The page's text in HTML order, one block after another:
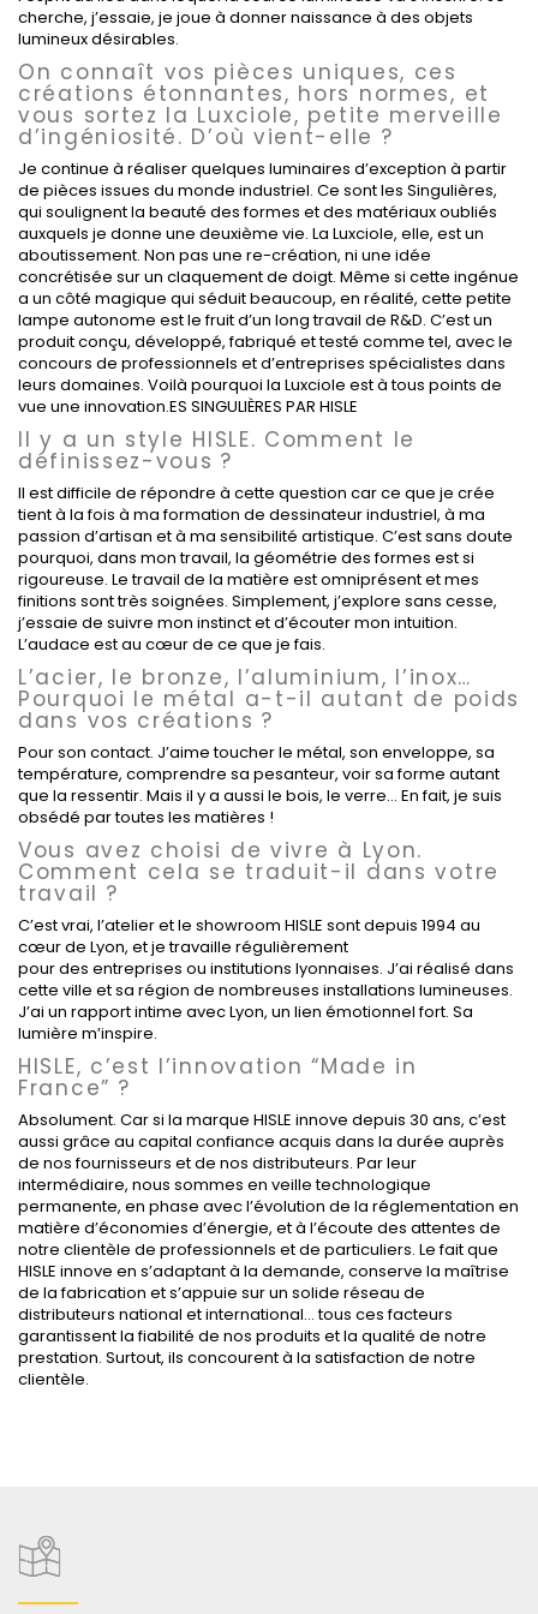
cherche, j’essaie, je joue à donner naissance à des objets
lumineux désirables.
On connaît vos pièces uniques, ces
créations étonnantes, hors normes, et
vous sortez la Luxciole, petite merveille
d’ingéniosité. D’où vient-elle ?
Je continue à réaliser quelques luminaires d’exception à partir
de pièces issues du monde industriel. Ce sont les Singulières,
qui soulignent la beauté des formes et des matériaux oubliés
auxquels je donne une deuxième vie. La Luxciole, elle, est un
aboutissement. Non pas une re-création, ni une idée
concrétisée sur un claquement de doigt. Même si cette ingénue
a un côté magique qui séduit beaucoup, en réalité, cette petite
lampe autonome est le fruit d’un long travail de R&D. C’est un
produit conçu, développé, fabriqué et testé comme tel, avec le
concours de professionnels et d’entreprises spécialistes dans
leurs domaines. Voilà pourquoi la Luxciole est à tous points de
vue une innovation.ES SINGULIÈRES PAR HISLE
Il y a un style HISLE. Comment le
définissez-vous ?
Il est difficile de répondre à cette question car ce que je crée
tient à la fois à ma formation de dessinateur industriel, à ma
passion d’artisan et à ma sensibilité artistique. C’est sans doute
pourquoi, dans mon travail, la géométrie des formes est si
rigoureuse. Le travail de la matière est omniprésent et mes
finitions sont très soignées. Simplement, j’explore sans cesse,
j’essaie de suivre mon instinct et d’écouter mon intuition.
L’audace est au cœur de ce que je fais.
L’acier, le bronze, l’aluminium, l’inox…
Pourquoi le métal a-t-il autant de poids
dans vos créations ?
Pour son contact. J’aime toucher le métal, son enveloppe, sa
température, comprendre sa pesanteur, voir sa forme autant
que la ressentir. Mais il y a aussi le bois, le verre… En fait, je suis
obsédé par toutes les matières !
Vous avez choisi de vivre à Lyon.
Comment cela se traduit-il dans votre
travail ?
C’est vrai, l’atelier et le showroom HISLE sont depuis 1994 au
cœur de Lyon, et je travaille régulièrement
pour des entreprises ou institutions lyonnaises. J’ai réalisé dans
cette ville et sa région de nombreuses installations lumineuses.
J’ai un rapport intime avec Lyon, un lien émotionnel fort. Sa
lumière m’inspire.
HISLE, c’est l’innovation “Made in
France” ?
Absolument. Car si la marque HISLE innove depuis 30 ans, c’est
aussi grâce au capital confiance acquis dans la durée auprès
de nos fournisseurs et de nos distributeurs. Par leur
intermédiaire, nous sommes en veille technologique
permanente, en phase avec l’évolution de la réglementation en
matière d’économies d’énergie, et à l’écoute des attentes de
notre clientèle de professionnels et de particuliers. Le fait que
HISLE innove en s’adaptant à la demande, conserve la maîtrise
de la fabrication et s’appuie sur un solide réseau de
distributeurs national et international… tous ces facteurs
garantissent la fiabilité de nos produits et la qualité de notre
prestation. Surtout, ils concourent à la satisfaction de notre
clientèle.